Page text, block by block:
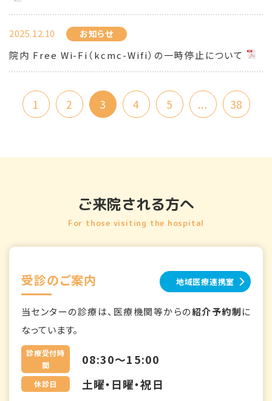
2025.12.10 お知らせ
院内 Free Wi-Fi（kcmc-Wifi）の一時停止について
1 2 3 4 5 ... 38
ご来院される方へ
For those visiting the hospital
受診のご案内 地域医療連携室
当センターの診療は、医療機関等からの紹介予約制に
なっています。
診療受付時
間
08:30～15:00
休診日 土曜・日曜・祝日